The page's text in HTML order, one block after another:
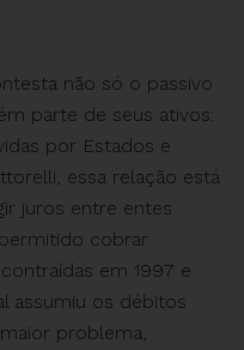
não só o passivo
parte de seus ativos:
por Estados e
essa relação está
juros entre entes
cobrar
em 1997 e
assumiu os débitos
problema,